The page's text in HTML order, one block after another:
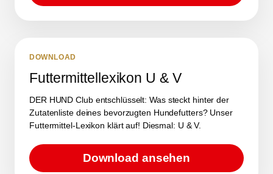
DOWNLOAD
Futtermittellexikon U & V
DER HUND Club entschlüsselt: Was steckt hinter der
Zutatenliste deines bevorzugten Hundefutters? Unser
Futtermittel-Lexikon klärt auf! Diesmal: U & V.
Download ansehen